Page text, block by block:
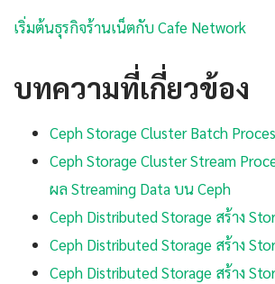
เริ่มต้นธุรกิจร้านเน็ตกับ Cafe Network
บทความที่เกี่ยวข้อง
Ceph Storage Cluster Batch
Ceph Storage Cluster Stream
ผล Streaming Data บน Ceph
Ceph Distributed Storage สร้าง
Ceph Distributed Storage สร้าง
Ceph Distributed Storage สร้าง